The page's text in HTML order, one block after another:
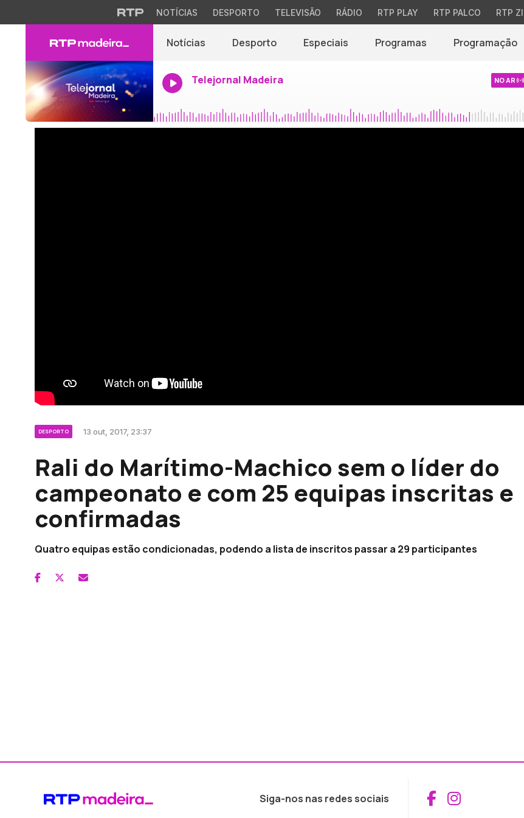
NOTÍCIAS DESPORTO TELEVISÃO RÁDIO RTP PLAY RTP PALCO RTP
Notícias Desporto Especiais Programas Programação
Telejornal Madeira NO AR
DESPORTO 13 out, 2017, 23:37
Rali do Marítimo-Machico sem o líder do
campeonato e com 25 equipas inscritas e
confirmadas
Quatro equipas estão condicionadas, podendo a lista de inscritos passar a 29 participantes
Siga-nos nas redes sociais Aceder ao
Aceder